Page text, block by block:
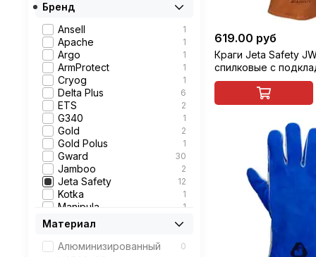
619.00 руб
Краги Jeta Safety
спилковые с
Бренд
Ansell
1
Apache 1
Argo 1
ArmProtect 1
Cryog 1
Delta Plus 6
ETS 2
G340 1
Gold 2
Gold Polus 1
Gward 30
Jamboo 2
Jeta Safety 12
Kotka 1
Manipula 1
Navy 3
Split
Technogloves 18
Материал
Алюминизированный
0